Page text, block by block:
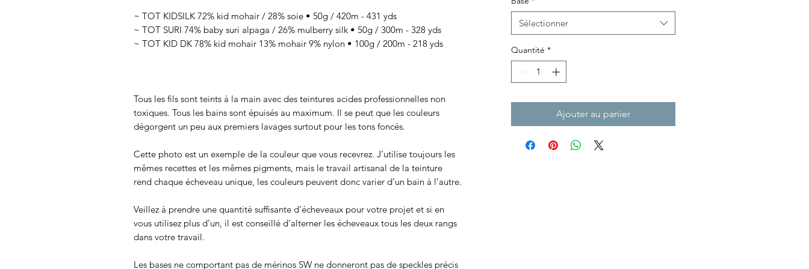
~ TOT KIDSILK 72% kid mohair / 28% soie • 50g / 420m - 431 yds
~ TOT SURI 74% baby suri alpaga / 26% mulberry silk • 50g / 300m - 328 yds
~ TOT KID DK 78% kid mohair 13% mohair 9% nylon • 100g / 200m - 218 yds
Tous les fils sont teints à la main avec des teintures acides professionnelles non
toxiques. Tous les bains sont épuisés au maximum. Il se peut que les couleurs
dégorgent un peu aux premiers lavages surtout pour les tons foncés.
Cette photo est un exemple de la couleur que vous recevrez. J’utilise toujours les
mêmes recettes et les mêmes pigments, mais le travail artisanal de la teinture
rend chaque écheveau unique, les couleurs peuvent donc varier d’un bain à l’autre.
Veillez à prendre une quantité suffisante d’écheveaux pour votre projet et si en
vous utilisez plus d’un, il est conseillé d’alterner les écheveaux tous les deux rangs
dans votre travail.
Les bases ne comportant pas de mérinos SW ne donneront pas de speckles précis
Sélectionner
Quantité *
Ajouter au panier